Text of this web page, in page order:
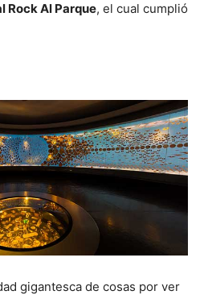
Rock Al Parque, el cual cumplió
gigantesca de cosas por ver